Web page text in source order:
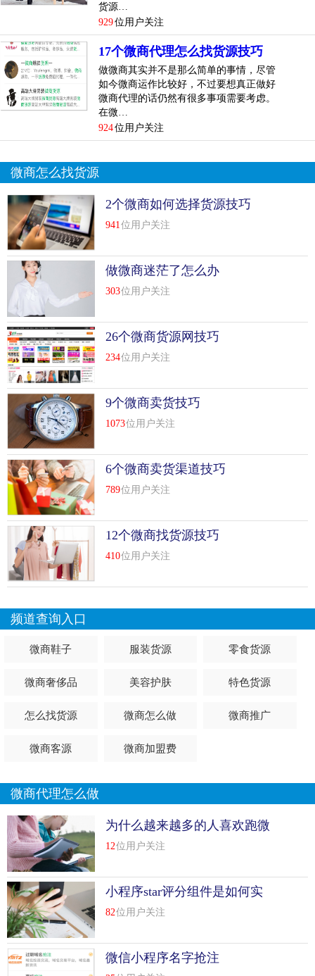
咱们当然也会发现一些做得好的微商，产品销量天然很高。
那么微商大咖卖货不断的诀窍在哪呢？
比较新微商卖货技巧，大咖们都在用！
1、有方针的选择宣扬途径
当时咱们发现网络很发达，衍生出了许多的宣扬途径，诸多
的宣扬途径自身仍是有一定价值的，但也有大小。作为商家
永远都是要做到以小投入来获得大收益，因此有意图的选择
一些投入产出大的宣扬途径去运营，这样才是可行的。例如
当时微信拥有数亿粉丝，是一个相对较...[ 查看详情
top6 微商卖货技巧，微商怎么把产品卖出去技巧
微商卖货成功与否，在很大程度上取决于你的营销策略，如
果你能掌握了客户的购物行为，那么出单自然也会轻松很
多。那么如何分析消费者的购买行为，通过你所掌握的行为
来影响与诱导消费者购买呢?我们就来讲讲微商卖货技巧中
的一问、二看、三听、四谈、五试、六成交！
盲目的推销只会让客户离我们越来越远，对我们产生厌烦心
理，这是微商的一大禁忌，相信很多人都很厌恶频繁打扰自
己生活的微商。所以，关注客户购买的前提是有...[查看详情]
top7 微商卖货技巧，微商做好这5步销量至少提高
50%技巧
微商怎么才能卖好货?对于微商来说这一个重要的问题。做
好微商有很多的推广技巧，比如回头客、转介绍这些也都是
微商提高销量的手段。而在平时的运营中也有许多注意的地
方，下面给大家分析下微商的5大注意事项，做好这些销量
肯定也会有所提升的。
1、不了解自己的产品
格、功能、后果、运用人群等等都不理解，你怎样去向他人
销售?，不是只要发发朋友圈就有人...[查看详情]
新手微商卖货技巧有哪些？每个人做微商都有自己的初衷，
有的人为了赚钱，有的人是为了充实自己，有的人是带有一
种新鲜的去尝试的想了解更多微营销技巧+v853843782
第一个就是个人形象包装，也就是我们的个人品牌
新手微商卖货技巧有哪些？微信，一个虚拟的，人家根本就
不认识你，也不知道你到底生活是什么样的，他们只能通过
你的朋友圈去了解你，所以你的朋友圈一定要打造得有真实
性，大家才会愿意来...
top9 宝妈微商卖货技巧，让客户掏钱的金钥匙技巧
我是婷婷，90后微商讲师一枚，微信853843782，欢迎大家
加我微信交流学习更多精准引流客源粉丝方法和技巧，手把
手教你做好微商
货源…
929位用户关注
17个微商代理怎么找货源技巧
做微商其实并不是那么简单的事情，尽管
如今微商运作比较好，不过要想真正做好
微商代理的话仍然有很多事项需要考虑。
在微…
924位用户关注
微商怎么找货源
2个微商如何选择货源技巧
941 位用户关注
做微商迷茫了怎么办
303位用户关注
26个微商货源网技巧
234位用户关注
9个微商卖货技巧
1073位用户关注
6个微商卖货渠道技巧
789位用户关注
12个微商找货源技巧
410位用户关注
频道查询入口
微商鞋子 服装货源 零食货源
微商奢侈品 美容护肤 特色货源
怎么找货源 微商怎么做 微商推广
微商客源 微商加盟费
微商代理怎么做
为什么越来越多的人喜欢跑微
商大会
12位用户关注
小程序star评分组件是如何实
现的呢
82位用户关注
微信小程序名字抢注